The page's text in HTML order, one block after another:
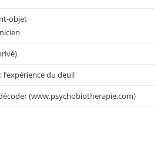
objet
du deuil
(www.psychobiotherapie.com)